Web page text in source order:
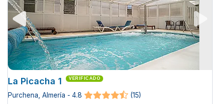
La Picacha 1 VERIFICADO
Purchena, Almería - 4.8 (15)